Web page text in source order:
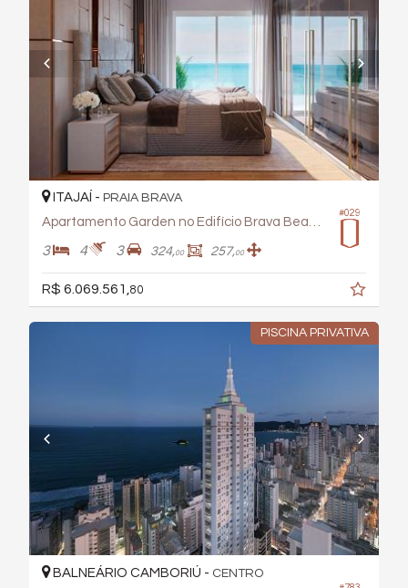
#029
ITAJAÍ - PRAIA BRAVA
Apartamento Garden no Edifício Brava Beach- Reserva Figueira
3 4 3 324,00 257,00
R$ 6.069.561,80
PISCINA PRIVATIVA
BALNEÁRIO CAMBORIÚ - CENTRO